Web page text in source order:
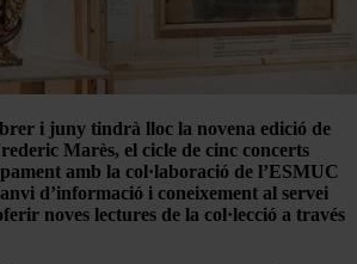
i juny tindrà lloc la novena edició de
Marès, el cicle de cinc concerts
amb la col·laboració de l’ESMUC
d’informació i coneixement al servei
noves lectures de la col·lecció a través